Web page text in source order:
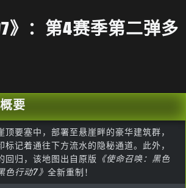
7》：第4赛季第二弹多
要
顶要塞中，部署至悬崖畔的豪华建筑群，
标记着通往下方流水的隐秘通道。此外，
回归，该地图出自原版
《使命召唤：黑色
色行动7》 全新重制！